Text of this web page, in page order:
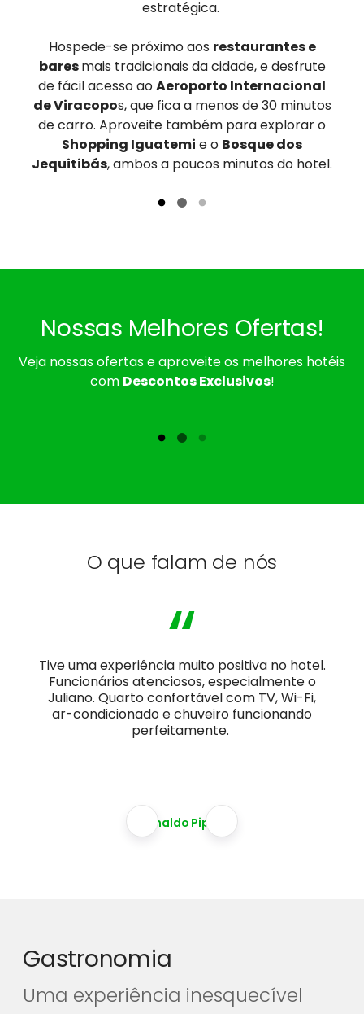
estratégica.
Hospede-se próximo aos restaurantes e
baresmais tradicionais da cidade, e desfrute
de fácil acesso aoAeroporto Internacional
de Viracopos, que fica a menos de 30 minutos
de carro. Aproveite também para explorar o
Shopping Iguatemi e o Bosque dos
Jequitibás, ambos a poucos minutos do hotel.
Nossas Melhores Ofertas!
Veja nossas ofertas e aproveite os melhores hotéis
com Descontos Exclusivos!
O que falam de nós
“
Tive uma experiência muito positiva no hotel.
Funcionários atenciosos, especialmente o
Juliano. Quarto confortável com TV, Wi-Fi,
ar-condicionado e chuveiro funcionando
perfeitamente.
Agnaldo Pippa
Gastronomia
Uma experiência inesquecível